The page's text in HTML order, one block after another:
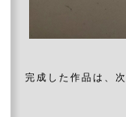
完成した作品は、